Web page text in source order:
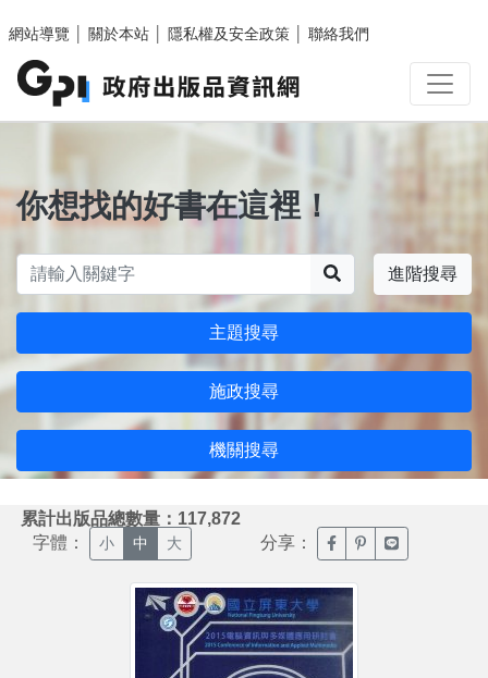
網站導覽
關於本站 隱私權及安全政策 聯絡我們
你想找的好書在這裡！
進階搜尋
主題搜尋
施政搜尋
機關搜尋
累計出版品總數量：117,872
字體： 小 中 大 分享： 臉書分享(另開新視窗)
噗浪分享(另開新
Line分享(另